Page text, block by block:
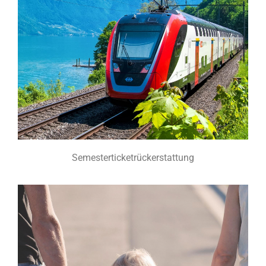
Semesterticketrückerstattung